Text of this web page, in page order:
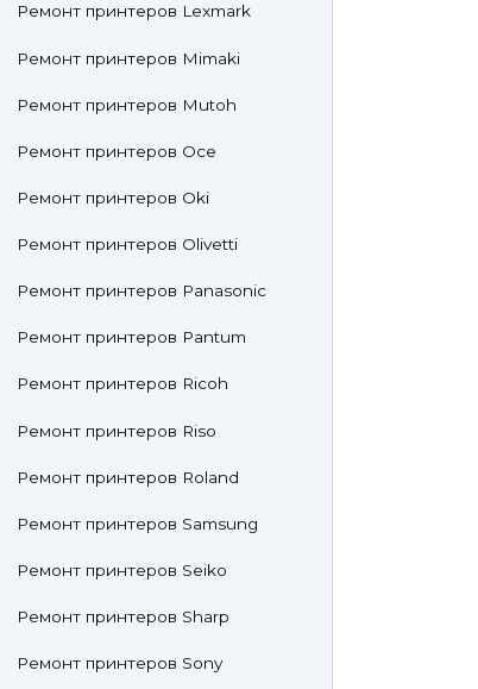
Ремонт принтеров Lexmark
Ремонт принтеров Mimaki
Ремонт принтеров Mutoh
Ремонт принтеров Oce
Ремонт принтеров Oki
Ремонт принтеров Olivetti
Ремонт принтеров Panasonic
Ремонт принтеров Pantum
Ремонт принтеров Ricoh
Ремонт принтеров Riso
Ремонт принтеров Roland
Ремонт принтеров Samsung
Ремонт принтеров Seiko
Ремонт принтеров Sharp
Ремонт принтеров Sony